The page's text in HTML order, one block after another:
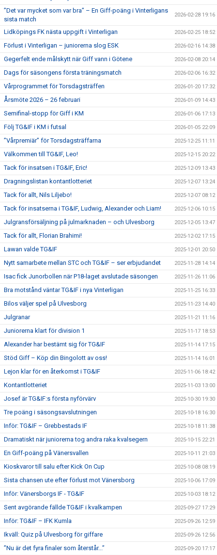
”Det var mycket som var bra” – En Giff-poäng i Vinterligans
sista match
2026-02-28 19:16
Lidköpings FK nästa uppgift i Vinterligan 2026-02-25 18:52
Förlust i Vinterligan – juniorerna slog ESK 2026-02-16 14:38
Gegerfelt ende målskytt när Giff vann i Götene 2026-02-08 20:14
Dags för säsongens första träningsmatch 2026-02-06 16:32
Vårprogrammet för Torsdagsträffen 2026-01-20 17:32
Årsmöte 2026 – 26 februari 2026-01-09 14:43
Semifinal-stopp för Giff i KM 2026-01-06 17:13
Följ TG&IF i KM i futsal 2026-01-05 22:09
”Vårpremiär” för Torsdagsträffarna 2025-12-25 11:11
Välkommen till TG&IF, Leo! 2025-12-15 20:22
Tack för insatsen i TG&IF, Eric! 2025-12-09 13:43
Dragningslistan kontantlotteriet 2025-12-07 13:24
Tack för allt, Nils Liljebo! 2025-12-07 08:12
Tack för insatserna i TG&IF, Ludwig, Alexander och Liam! 2025-12-06 10:15
Julgransförsäljning på julmarknaden – och Ulvesborg 2025-12-05 13:47
Tack för allt, Florian Brahimi! 2025-12-02 17:15
Lawan valde TG&IF 2025-12-01 20:50
Nytt samarbete mellan STC och TG&IF – ser erbjudandet 2025-11-28 14:14
Isac fick Junorbollen när P18-laget avslutade säsongen 2025-11-26 11:06
Bra motstånd väntar TG&IF i nya Vinterligan 2025-11-25 16:33
Bilos väljer spel på Ulvesborg 2025-11-23 14:40
Julgranar 2025-11-21 11:16
Juniorerna klart för division 1 2025-11-17 18:53
Alexander har bestämt sig för TG&IF 2025-11-14 17:15
Stöd Giff – Köp din Bingolott av oss! 2025-11-14 16:01
Lejon klar för en återkomst i TG&IF 2025-11-06 18:42
Kontantlotteriet 2025-11-03 13:00
Josef är TG&IF:s första nyförvärv 2025-10-30 19:30
Tre poäng i säsongsavslutningen 2025-10-18 16:30
Inför: TG&IF – Grebbestads IF 2025-10-18 11:38
Dramatiskt när juniorerna tog andra raka kvalsegern 2025-10-15 22:21
En Giff-poäng på Vänersvallen 2025-10-11 21:03
Kioskvaror till salu efter Kick On Cup 2025-10-08 08:19
Sista chansen ute efter förlust mot Vänersborg 2025-10-06 17:09
Inför: Vänersborgs IF - TG&IF 2025-10-03 18:12
Sent avgörande fällde TG&IF i kvalkampen 2025-09-27 17:29
Inför: TG&IF – IFK Kumla 2025-09-26 12:59
Ikväll: Quiz på Ulvesborg för giffare 2025-09-26 12:56
”Nu är det fyra finaler som återstår...” 2025-09-20 17:17